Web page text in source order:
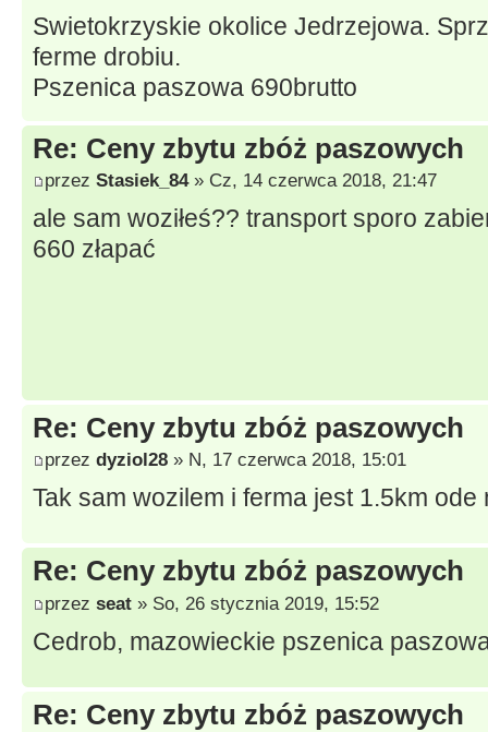
Swietokrzyskie okolice Jedrzejowa.
ferme drobiu.
Pszenica paszowa 690brutto
Re: Ceny zbytu zbóż paszowych
przez Stasiek_84» Cz, 14 czerwca 2018, 21:47
ale sam woziłeś?? transport sporo
660 złapać
Re: Ceny zbytu zbóż paszowych
przez dyziol28 » N, 17 czerwca 2018, 15:01
Tak sam wozilem i ferma jest 1.5km ode
Re: Ceny zbytu zbóż paszowych
przez seat » So, 26 stycznia 2019, 15:52
Cedrob, mazowieckie pszenica
Re: Ceny zbytu zbóż paszowych